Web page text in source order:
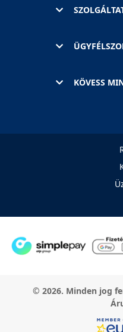
KÖVESS
© 2026. Minden jog